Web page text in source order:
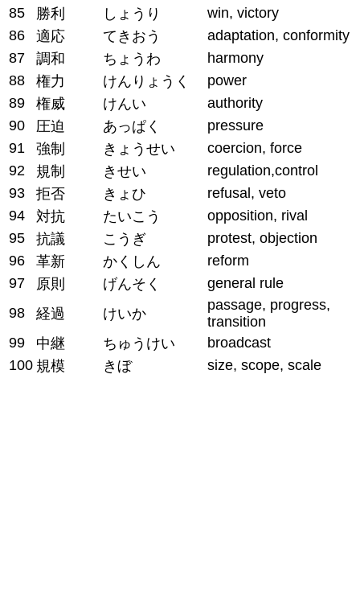
85
勝利 しょうり
win, victory
86
適応 てきおう
adaptation, conformity
87
調和 ちょうわ
harmony
88
権力 けんりょうく
power
89
権威 けんい
authority
90
圧迫 あっぱく
pressure
91
強制 きょうせい
coercion, force
92
規制 きせい
regulation,control
93
拒否 きょひ
refusal, veto
94
対抗 たいこう
opposition, rival
95
抗議 こうぎ
protest, objection
96
革新 かくしん
reform
97
原則 げんそく
general rule
98
経過 けいか
passage, progress,
transition
99
中継 ちゅうけい
broadcast
100 規模 きぼ size, scope, scale